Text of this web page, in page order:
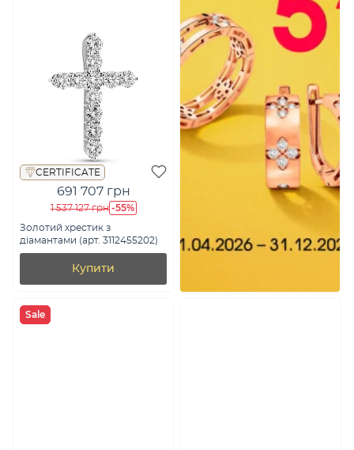
CERTIFICATE
691 707 грн
1 537 127 грн -55%
Золотий хрестик з
діамантами (арт. 3112455202)
Купити
Sale